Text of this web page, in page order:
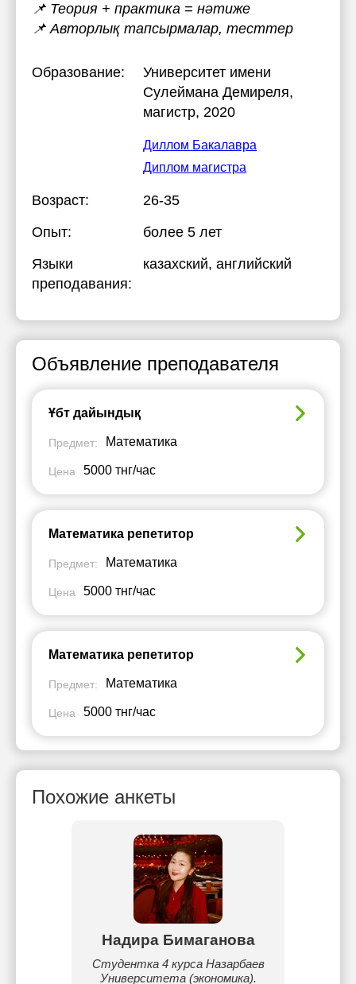
📌 Теория + практика = нәтиже
📌 Авторлық тапсырмалар, тесттер
Образование:
Университет имени
Сулеймана Демиреля,
магистр, 2020
Диллом Бакалавра
Диплом магистра
Возраст:
26-35
Опыт:
более 5 лет
Языки
преподавания:
казахский, английский
Объявление преподавателя
Ұбт дайындық
Предмет: Математика
Цена 5000 тнг/час
Математика репетитор
Предмет: Математика
Цена 5000 тнг/час
Математика репетитор
Предмет: Математика
Цена 5000 тнг/час
Похожие анкеты
Надира Бимаганова
Студентка 4 курса Назарбаев
Университета (экономика).